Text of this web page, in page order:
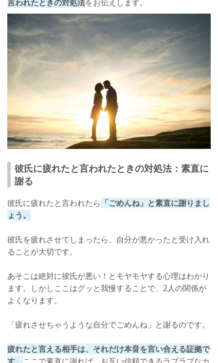
言われたときの対処法をお伝えします。
彼氏に疲れたと言われたときの対処法：素直に
謝る
彼氏に疲れたと言われたら 「ごめんね」と素直に謝りまし
ょう。
彼氏を疲れさせてしまったら、自分が悪かったと受け入れ
ることが大切です。
あそこは絶対に彼氏が悪い！とモヤモヤする心理はわかり
ます。しかしここはグッと我慢することで、2人の関係が
よくなります。
「疲れさせちゃうような自分でごめんね」と謝るのです。
疲れたと言える相手は、それだけ本音を言い合える証拠で